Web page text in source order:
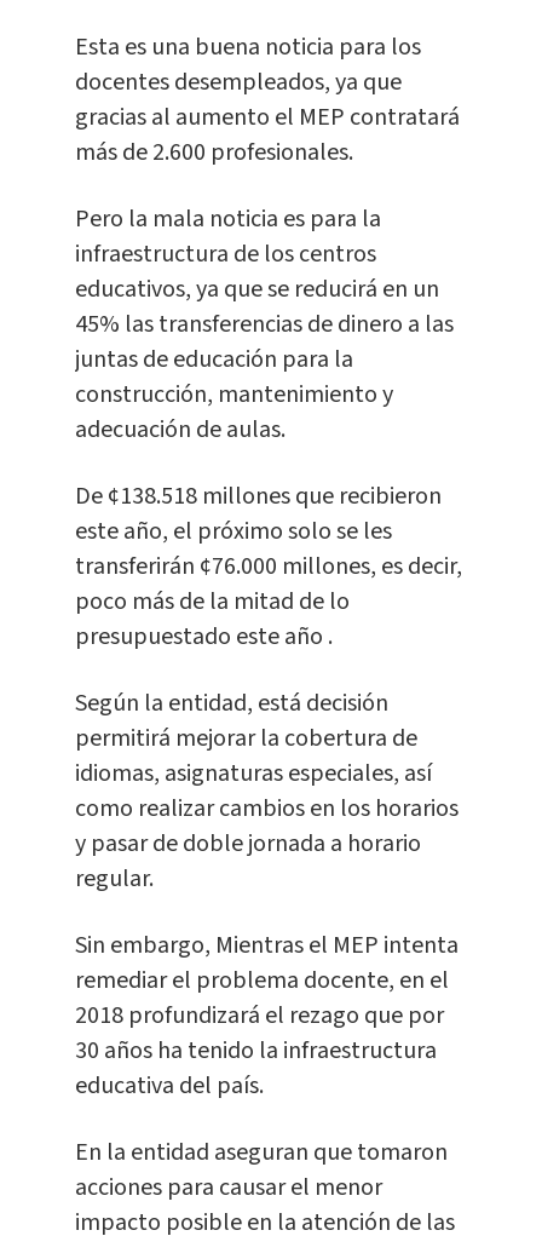
Esta es una buena noticia para los
docentes desempleados, ya que
gracias al aumento el MEP contratará
más de 2.600 profesionales.
Pero la mala noticia es para la
infraestructura de los centros
educativos, ya que se reducirá en un
45% las transferencias de dinero a las
juntas de educación para la
construcción, mantenimiento y
adecuación de aulas.
De ¢138.518 millones que recibieron
este año, el próximo solo se les
transferirán ¢76.000 millones, es decir,
poco más de la mitad de lo
presupuestado este año .
Según la entidad, está decisión
permitirá mejorar la cobertura de
idiomas, asignaturas especiales, así
como realizar cambios en los horarios
y pasar de doble jornada a horario
regular.
Sin embargo, Mientras el MEP intenta
remediar el problema docente, en el
2018 profundizará el rezago que por
30 años ha tenido la infraestructura
educativa del país.
En la entidad aseguran que tomaron
acciones para causar el menor
impacto posible en la atención de las